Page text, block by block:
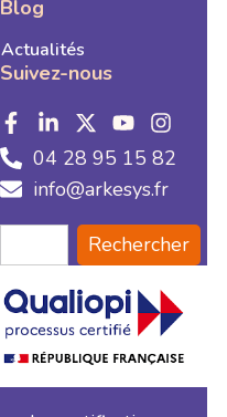
Blog
Actualités
Suivez-nous
04 28 95 15 82
info@arkesys.fr
Rechercher